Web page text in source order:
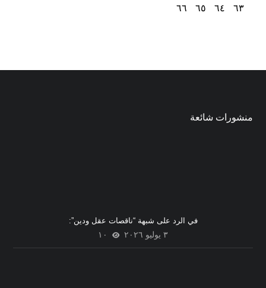
٦٣
٦٤ ٦٥ ٦٦
منشورات شائعة
في الرد على شبهة “ناقصات عقل ودين”:
٣ يوليو ٢٠٢٦ ١٠